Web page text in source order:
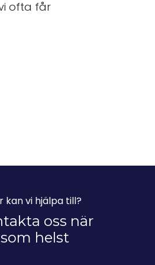
ofta får
kan vi hjälpa till?
oss när
som helst